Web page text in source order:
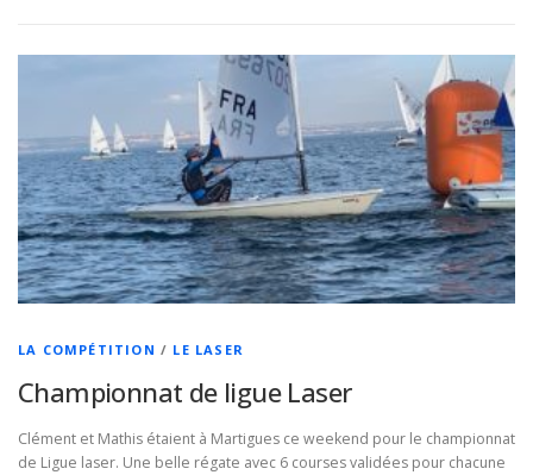
LA COMPÉTITION / LE LASER
Championnat de ligue Laser
Clément et Mathis étaient à Martigues ce weekend pour le championnat
de Ligue laser. Une belle régate avec 6 courses validées pour chacune